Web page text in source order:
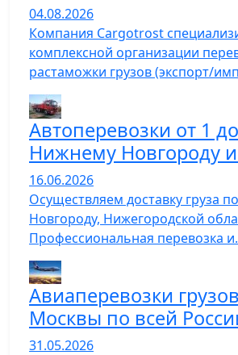
04.08.2026
Компания Cargotrost
комплексной организации
растаможки грузов (экспорт/
Автоперевозки от 1
Нижнему Новгороду
16.06.2026
Осуществляем доставку груза
Новгороду, Нижегородской
Профессиональная перевозка
Авиаперевозки
Москвы по всей
31.05.2026